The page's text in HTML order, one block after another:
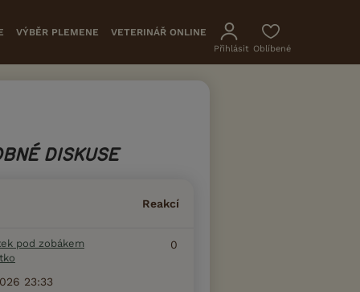
VÝBĚR PLEMENE VETERINÁŘ ONLINE
Přihlásit Oblíbené
DISKUSE
Reakcí
pod zobákem
0
23:33